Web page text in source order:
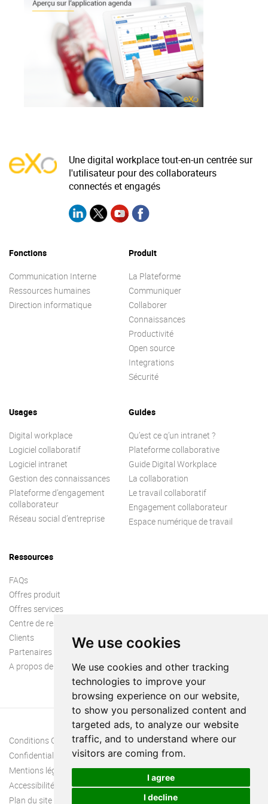
We use cookies
We use cookies and other tracking
technologies to improve your
browsing experience on our website,
to show you personalized content and
targeted ads, to analyze our website
traffic, and to understand where our
visitors are coming from.
I agree
I decline
La Plateforme
Pourquoi eXo
Internationalisation
Mobile
No code
Architecture
Sécurité
Open source
A propos d’eXo
Centre de ressources
Contactez-nous
Essayez eXo
Une digital workplace tout-en-un centrée sur
l'utilisateur pour des collaborateurs
connectés et engagés
Fonctions
Communication Interne
Ressources humaines
Direction informatique
Produit
La Plateforme
Communiquer
Collaborer
Connaissances
Productivité
Open source
Integrations
Sécurité
Usages
Digital workplace
Logiciel collaboratif
Logiciel intranet
Gestion des connaissances
Plateforme d’engagement
collaborateur
Réseau social d’entreprise
Guides
Qu’est ce q’un intranet ?
Plateforme collaborative
Guide Digital Workplace
La collaboration
Le travail collaboratif
Engagement collaborateur
Espace numérique de travail
Ressources
FAQs
Offres produit
Offres services
Centre de ressources
Clients
Partenaires
A propos de nous
Conditions Générales
Confidentialité
Mentions légales
Accessibilité
Plan du site